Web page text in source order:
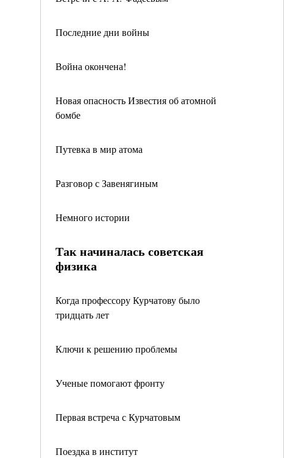
Последние дни войны
Война окончена!
Новая опасность Известия об атомной
бомбе
Путевка в мир атома
Разговор с Завенягиным
Немного истории
Так начиналась советская
физика
Когда профессору Курчатову было
тридцать лет
Ключи к решению проблемы
Ученые помогают фронту
Первая встреча с Курчатовым
Поездка в институт